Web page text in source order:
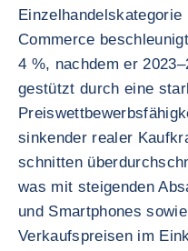
Commerce
4 %, nachdem er
gestützt durch eine
sinkender realer
schnitten
was mit steigenden
und Smartphones
Verkaufspreisen im